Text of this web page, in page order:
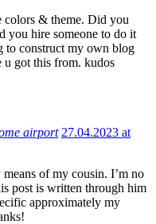
& theme. Did you
you hire someone to do it
to construct my own blog
got this from. kudos
airport 27.04.2023 at
of my cousin. I’m no
post is written through him
approximately my